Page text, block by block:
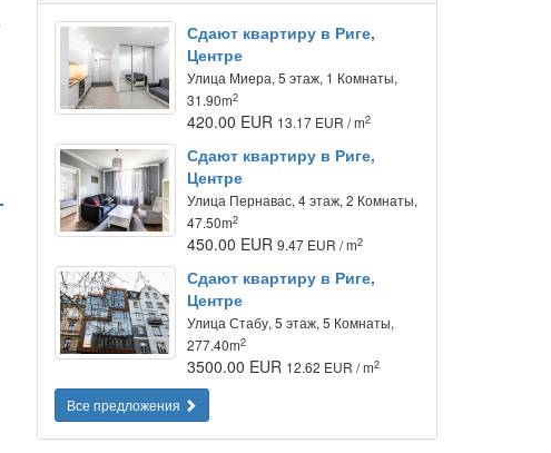
Сдают квартиру в Риге,
Центре
Улица Миера, 5 этаж, 1 Комнаты,
31.90m2
420.00 EUR 13.17 EUR / m2
Сдают квартиру в Риге,
Центре
Улица Пернавас, 4 этаж, 2 Комнаты,
47.50m2
450.00 EUR9.47 EUR / m2
Сдают квартиру в Риге,
Центре
Улица Стабу, 5 этаж, 5 Комнаты,
277.40m2
3500.00 EUR 12.62 EUR / m2
Все предложения